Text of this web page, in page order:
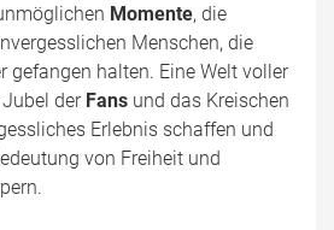
Momente, die
Menschen, die
gefangen halten. Eine Welt voller
der Fans und das Kreischen
Erlebnis schaffen und
von Freiheit und